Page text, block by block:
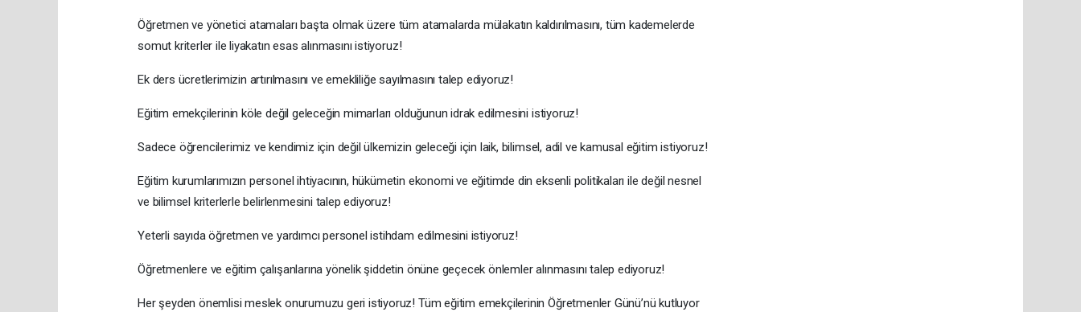
Öğretmen ve yönetici atamaları başta olmak üzere tüm atamalarda mülakatın kaldırılmasını, tüm kademelerde
somut kriterler ile liyakatın esas alınmasını istiyoruz!
Ek ders ücretlerimizin artırılmasını ve emekliliğe sayılmasını talep ediyoruz!
Eğitim emekçilerinin köle değil geleceğin mimarları olduğunun idrak edilmesini istiyoruz!
Sadece öğrencilerimiz ve kendimiz için değil ülkemizin geleceği için laik, bilimsel, adil ve kamusal eğitim istiyoruz!
Eğitim kurumlarımızın personel ihtiyacının, hükümetin ekonomi ve eğitimde din eksenli politikaları ile değil nesnel
ve bilimsel kriterlerle belirlenmesini talep ediyoruz!
Yeterli sayıda öğretmen ve yardımcı personel istihdam edilmesini istiyoruz!
Öğretmenlere ve eğitim çalışanlarına yönelik şiddetin önüne geçecek önlemler alınmasını talep ediyoruz!
Her şeyden önemlisi meslek onurumuzu geri istiyoruz! Tüm eğitim emekçilerinin Öğretmenler Günü’nü kutluyor